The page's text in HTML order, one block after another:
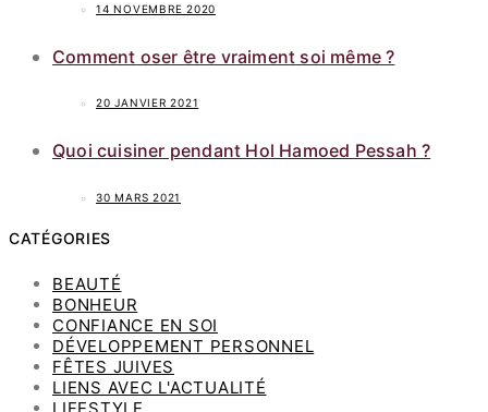
14 NOVEMBRE 2020
Comment oser être vraiment soi même ?
20 JANVIER 2021
Quoi cuisiner pendant Hol Hamoed Pessah ?
30 MARS 2021
CATÉGORIES
BEAUTÉ
BONHEUR
CONFIANCE EN SOI
DÉVELOPPEMENT PERSONNEL
FÊTES JUIVES
LIENS AVEC L'ACTUALITÉ
LIFESTYLE